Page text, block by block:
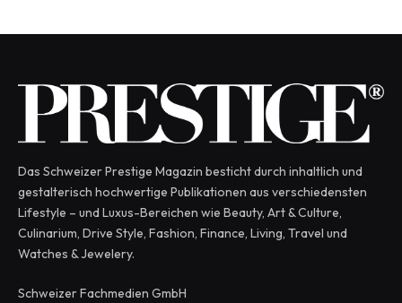
Das Schweizer Prestige Magazin besticht durch inhaltlich und
gestalterisch hochwertige Publikationen aus verschiedensten
Lifestyle – und Luxus-Bereichen wie Beauty, Art & Culture,
Culinarium, Drive Style, Fashion, Finance, Living, Travel und
Watches & Jewelery.
Schweizer Fachmedien GmbH